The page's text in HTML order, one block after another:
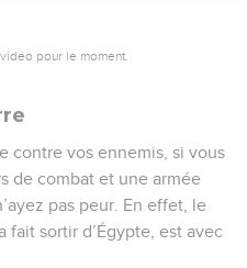
pour le moment.
contre vos ennemis, si vous
de combat et une armée
pas peur. En effet, le
fait sortir d’Égypte, est avec